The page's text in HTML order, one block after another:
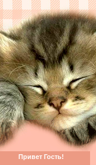
Привет Гость!